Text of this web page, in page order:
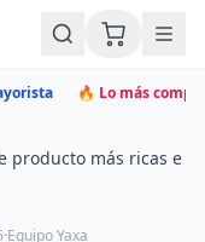
🔥 Lo más
producto más ricas e
·Equipo Yaxa